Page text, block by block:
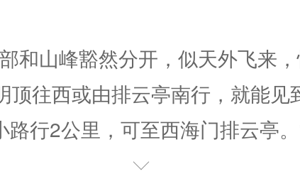
和山峰豁然分开，似天外飞来
往西或由排云亭南行，就能见
路行2公里，可至西海门排云亭
米、重600吨的巨石，底部和山